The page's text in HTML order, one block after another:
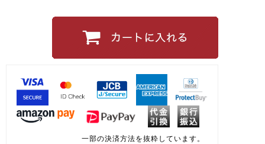
一部の決済方法を抜粋しています。